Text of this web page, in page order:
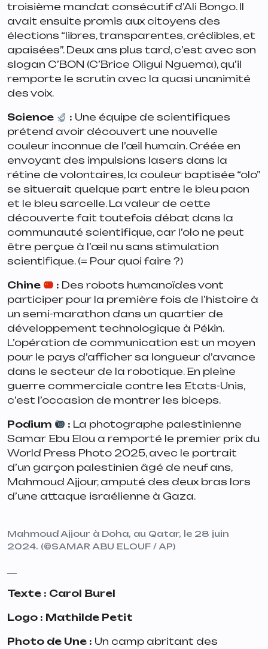
troisième mandat consécutif d’Ali Bongo. Il
avait ensuite promis aux citoyens des
élections “libres, transparentes, crédibles, et
apaisées”. Deux ans plus tard, c’est avec son
slogan C’BON (C’Brice Oligui Nguema), qu’il
remporte le scrutin avec la quasi unanimité
des voix.
Science
: Une équipe de scientifiques
prétend avoir découvert une nouvelle
couleur inconnue de l’œil humain. Créée en
envoyant des impulsions lasers dans la
rétine de volontaires, la couleur baptisée “olo”
se situerait quelque part entre le bleu paon
et le bleu sarcelle. La valeur de cette
découverte fait toutefois débat dans la
communauté scientifique, car l’olo ne peut
être perçue à l’œil nu sans stimulation
scientifique. (= Pour quoi faire ?)
Chine
: Des robots humanoïdes vont
participer pour la première fois de l’histoire à
un semi-marathon dans un quartier de
développement technologique à Pékin.
L’opération de communication est un moyen
pour le pays d’afficher sa longueur d’avance
dans le secteur de la robotique. En pleine
guerre commerciale contre les Etats-Unis,
c’est l’occasion de montrer les biceps.
Podium
: La photographe palestinienne
Samar Ebu Elou a remporté le premier prix du
World Press Photo 2025, avec le portrait
d’un garçon palestinien âgé de neuf ans,
Mahmoud Ajjour, amputé des deux bras lors
d’une attaque israélienne à Gaza.
Mahmoud Ajjour à Doha, au Qatar, le 28 juin
2024. (©SAMAR ABU ELOUF / AP)
Texte : Carol Burel
Logo : Mathilde Petit
Photo de Une : Un camp abritant des